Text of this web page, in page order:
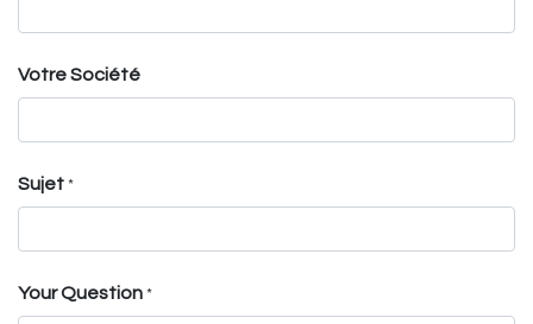
Votre Société
Sujet *
Your Question *